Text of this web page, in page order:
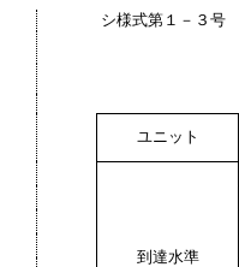
シ様式第１－３号
ユニット
到達水準